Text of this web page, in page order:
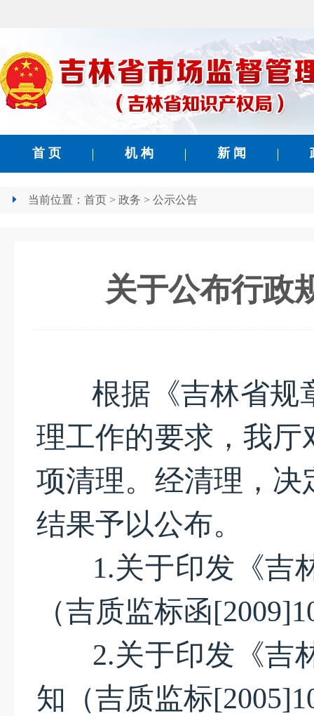
首 页 机 构 新 闻
当前位置： 首页 > 政务 > 公示公告
关于公布行政
根据 《吉林省
理工作的要求，我厅
项清理。 经清理，决
结果予以公布。
1.关于印发《吉
（吉质监标函
2.关于印发《吉
知（吉质监标